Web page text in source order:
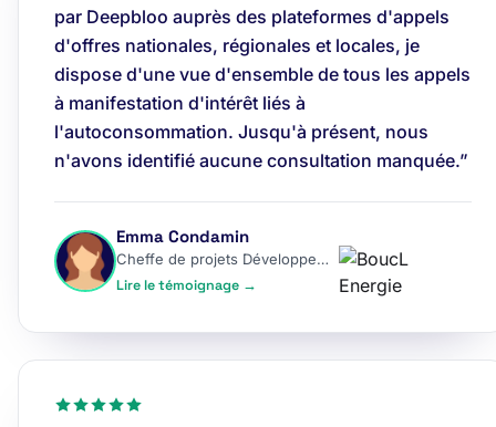
par Deepbloo auprès des plateformes d'appels
d'offres nationales, régionales et locales, je
dispose d'une vue d'ensemble de tous les appels
à manifestation d'intérêt liés à
l'autoconsommation. Jusqu'à présent, nous
n'avons identifié aucune consultation manquée.”
Emma Condamin
Cheffe de projets Développement
Lire le témoignage →